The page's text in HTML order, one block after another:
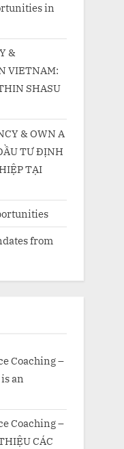
in
&
VIETNAM:
SHASU
& OWN A
TƯ ĐỊNH
TẠI
from
Coaching –
an
Coaching –
CÁC